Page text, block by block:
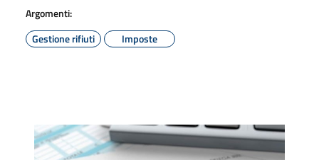
Argomenti:
Gestione rifiuti
Imposte